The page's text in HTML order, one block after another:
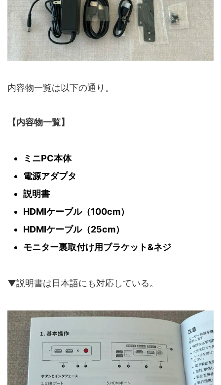
内容物一覧は以下の通り。
【内容物一覧】
ミニPC本体
電源アダプタ
説明書
HDMIケーブル（100cm）
HDMIケーブル（25cm）
モニター裏取付け用ブラケット&ネジ
▼説明書は日本語にも対応している。